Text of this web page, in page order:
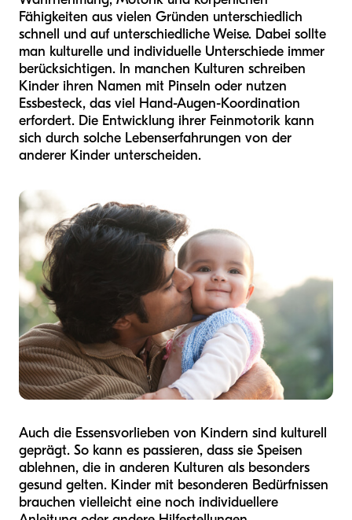
Fähigkeiten aus vielen Gründen unterschiedlich
schnell und auf unterschiedliche Weise. Dabei sollte
man kulturelle und individuelle Unterschiede immer
berücksichtigen. In manchen Kulturen schreiben
Kinder ihren Namen mit Pinseln oder nutzen
Essbesteck, das viel Hand-Augen-Koordination
erfordert. Die Entwicklung ihrer Feinmotorik kann
sich durch solche Lebenserfahrungen von der
anderer Kinder unterscheiden.
Auch die Essensvorlieben von Kindern sind kulturell
geprägt. So kann es passieren, dass sie Speisen
ablehnen, die in anderen Kulturen als besonders
gesund gelten. Kinder mit besonderen Bedürfnissen
brauchen vielleicht eine noch individuellere